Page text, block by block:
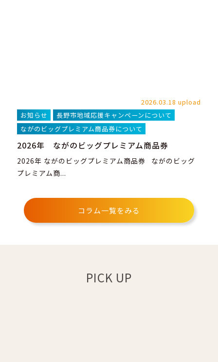
2026.03.18 upload
お知らせ
長野市地域応援キャンペーンについて
ながのビッグプレミアム商品券について
2026年 ながのビッグプレミアム商品券
2026年 ながのビッグプレミアム商品券 ながのビッグ
プレミアム商...
コラム一覧をみる
PICK UP